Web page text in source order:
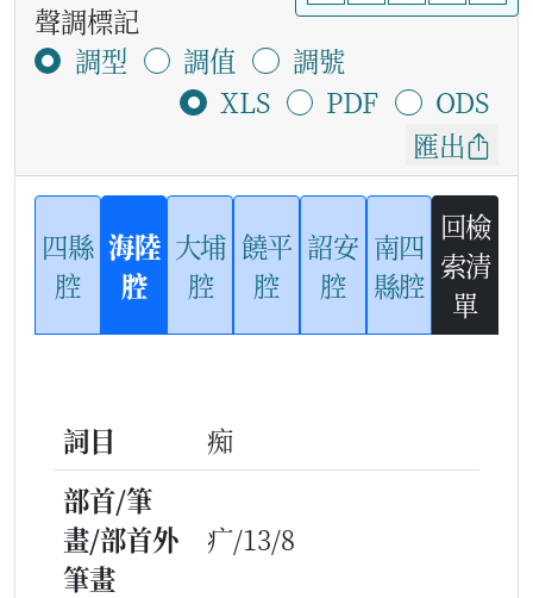
聲調標記
調型
調值
調號
XLS
PDF
ODS
匯出
四縣
腔
海陸
腔
大埔
腔
饒平
腔
詔安
腔
南四
縣腔
回檢
索清
單
詞目
痴
部首/筆
畫/部首外
筆畫
疒/13/8